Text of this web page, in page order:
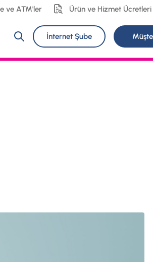
ve ATM'ler Ürün ve Hizmet Ücretleri
İnternet Şube